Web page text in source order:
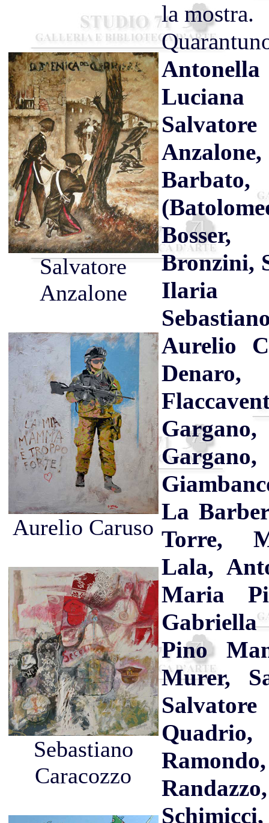
la mostra.
Bosser,
Bronzini,
Ilaria
Aurelio
La
Torre,
Lala,
Maria
Pino
Murer,
Salvatore
Anzalone
Aurelio Caruso
Sebastiano
Caracozzo